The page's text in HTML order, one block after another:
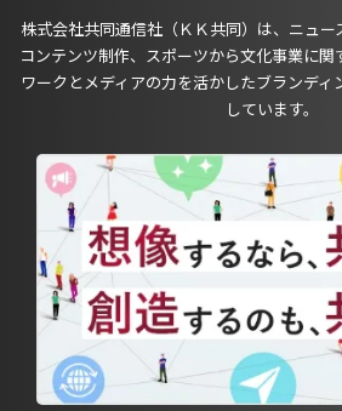
株式会社共同通信社（ＫＫ共同）は、ニュー
コンテンツ制作、スポーツから文化事業に
ワークとメディアの力を活かしたブランデ
しています。